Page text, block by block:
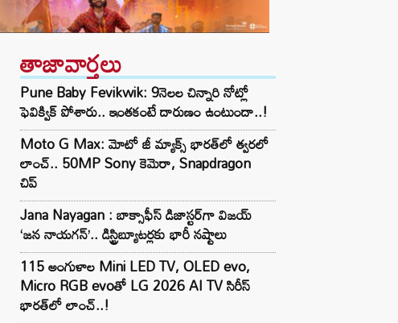
తాజావార్తలు
Pune Baby Fevikwik: 9నెలల చిన్నారి నోట్లో
ఫెవిక్విక్‌ పోశారు.. ఇంతకంటే దారుణం ఉంటుందా..!
Moto G Max: మోటో జీ మ్యాక్స్ భారత్‌లో త్వరలో
లాంచ్.. 50MP Sony కెమెరా, Snapdragon
చిప్‌
Jana Nayagan : బాక్సాఫీస్ డిజాస్టర్‌గా విజయ్
‘జన నాయగన్’.. డిస్ట్రిబ్యూటర్లకు భారీ నష్టాలు
115 అంగుళాల Mini LED TV, OLED evo,
Micro RGB evoతో LG 2026 AI TV సిరీస్
భారత్‌లో లాంచ్..!